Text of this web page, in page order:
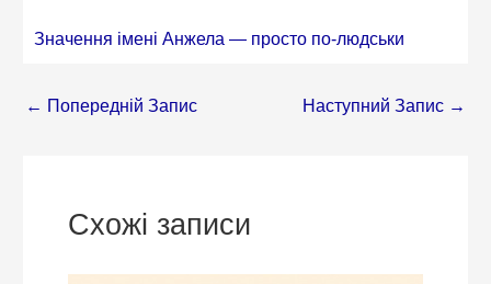
Значення імені Анжела — просто по-людськи
← Попередній Запис Наступний Запис →
Схожі записи